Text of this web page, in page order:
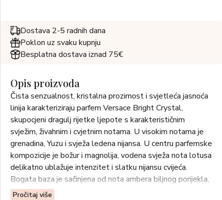
Dostava 2-5 radnih dana
Poklon uz svaku kupnju
Besplatna dostava iznad 75€
Opis proizvoda
Čista senzualnost, kristalna prozirnost i svjetleća jasnoća
linija karakteriziraju parfem Versace Bright Crystal,
skupocjeni dragulj rijetke ljepote s karakterističnim
svježim, živahnim i cvjetnim notama. U visokim notama je
grenadina, Yuzu i svježa ledena nijansa. U centru parfemske
kompozicije je božur i magnolija, vodena svježa nota lotusa
delikatno ublažuje intenzitet i slatku nijansu cvijeća.
Bogata baza je sačinjena od nota ambera biljnog porijekla,
mošusa i crvenog drveta.
Pročitaj više